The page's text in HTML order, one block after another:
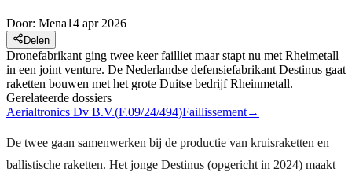
Door: Mena14 apr 2026
Delen
Dronefabrikant ging twee keer failliet maar stapt nu met Rheimetall
in een joint venture. De Nederlandse defensiefabrikant Destinus gaat
raketten bouwen met het grote Duitse bedrijf Rheinmetall.
Gerelateerde dossiers
Aerialtronics Dv B.V.(F.09/24/494)Faillissement→
De twee gaan samenwerken bij de productie van kruisraketten en
ballistische raketten. Het jonge Destinus (opgericht in 2024) maakt